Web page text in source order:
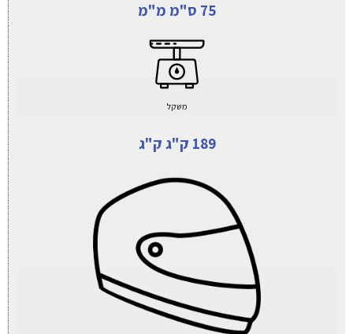
75 ס"מ מ"מ
משקל
189 ק"ג ק"ג